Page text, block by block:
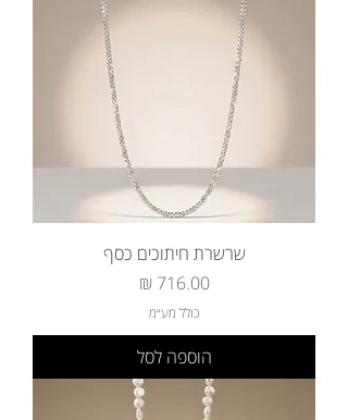
שרשרת חיתוכים כסף
מחיר‏716.00 ‏₪
כולל מע״מ
הוספה לסל